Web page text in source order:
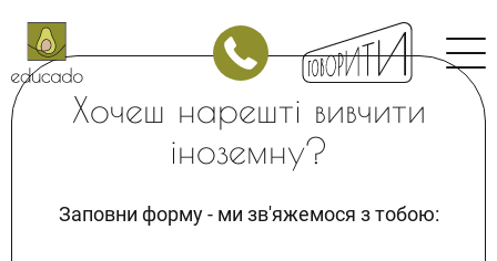
Японська
Китайська
Арабська
Німецька
Італійська
Хочеш нарешті вивчити
іноземну?
Заповни форму - ми зв'яжемося з тобою: